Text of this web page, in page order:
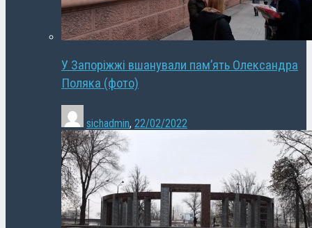
У Запоріжжі вшанували пам’ять Олександра
Поляка (фото)
sichadmin, 22/02/2022